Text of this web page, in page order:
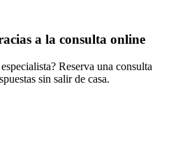
a la consulta online
Reserva una consulta
sin salir de casa.